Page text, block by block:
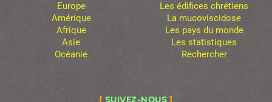
Europe
Amérique
Afrique
Asie
Océanie
Les édifices chrétiens
La mucoviscidose
Les pays du monde
Les statistiques
Rechercher